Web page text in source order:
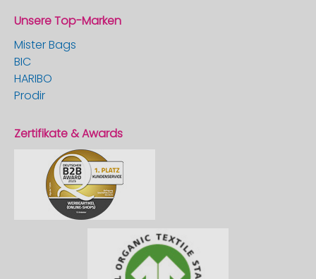
Unsere Top-Marken
Mister Bags
BIC
HARIBO
Prodir
Zertifikate & Awards